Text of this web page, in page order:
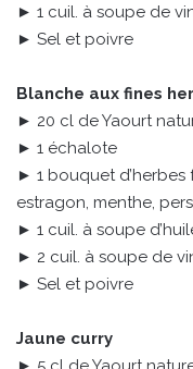
► 1 cuil. à soupe de
► Sel et poivre
Blanche aux fines
► 20 cl de Yaourt
► 1 échalote
► 1 bouquet
estragon, menthe,
► 1 cuil. à soupe
► 2 cuil. à soupe de
► Sel et poivre
Jaune curry